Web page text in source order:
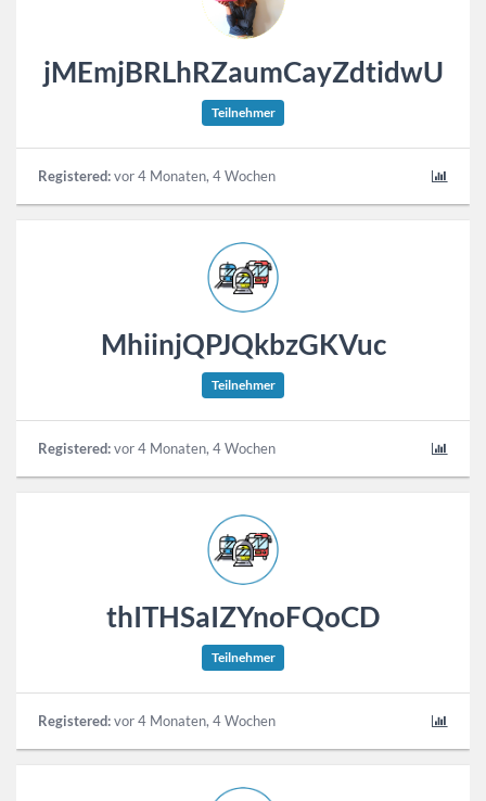
jMEmjBRLhRZaumCayZdtidwU
Teilnehmer
Registered:vor 4 Monaten, 4 Wochen
MhiinjQPJQkbzGKVuc
Teilnehmer
Registered:vor 4 Monaten, 4 Wochen
thITHSaIZYnoFQoCD
Teilnehmer
Registered:vor 4 Monaten, 4 Wochen